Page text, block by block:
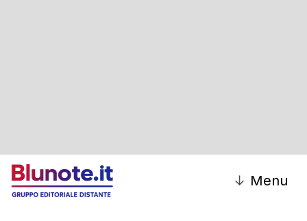
↓ Menu